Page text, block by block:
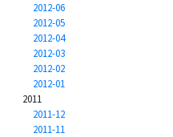
2012-06
2012-05
2012-04
2012-03
2012-02
2012-01
2011
2011-12
2011-11